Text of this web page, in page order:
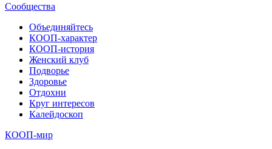
Сообщества
Объединяйтесь
КООП-характер
КООП-история
Женский клуб
Подворье
Здоровье
Отдохни
Круг интересов
Калейдоскоп
КООП-мир